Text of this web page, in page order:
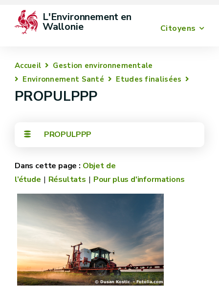
Citoyens
L'Environnement en
Wallonie
Accueil
Gestion environnementale
Environnement Santé
Etudes finalisées
PROPULPPP
PROPULPPP
Objet de
l’étude
Résultats Pour plus d'informations